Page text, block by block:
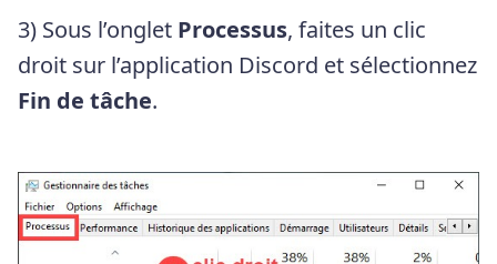
3) Sous l’onglet Processus, faites un clic
droit sur l’application Discord et sélectionnez
Fin de tâche.